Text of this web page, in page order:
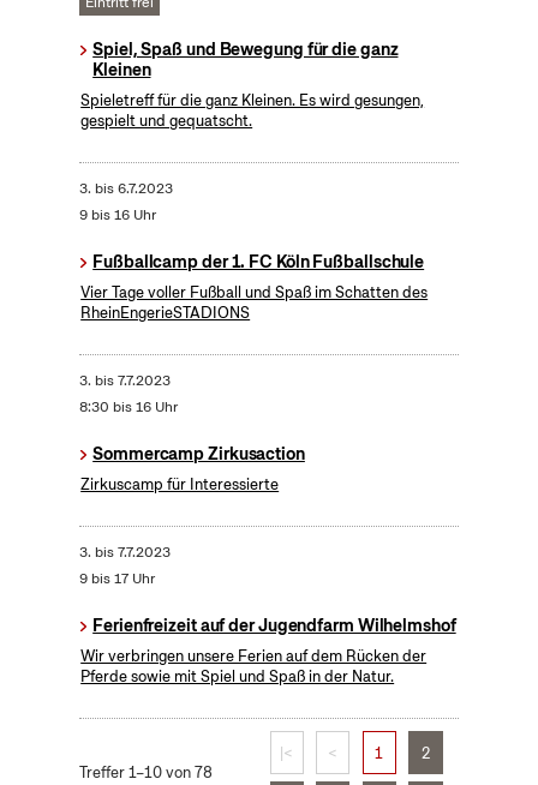
Spiel, Spaß und Bewegung für die ganz
Kleinen
Spieletreff für die ganz Kleinen. Es wird gesungen,
gespielt und gequatscht.
3. bis6.7.2023
9 bis 16 Uhr
Fußballcamp der 1. FC Köln Fußballschule
Vier Tage voller Fußball und Spaß im Schatten des
RheinEngerieSTADIONS
3. bis7.7.2023
8:30 bis 16 Uhr
Sommercamp Zirkusaction
Zirkuscamp für Interessierte
3. bis7.7.2023
9 bis 17 Uhr
Ferienfreizeit auf der Jugendfarm Wilhelmshof
Wir verbringen unsere Ferien auf dem Rücken der
Pferde sowie mit Spiel und Spaß in der Natur.
Treffer 1–10 von 78
|< < 1 2